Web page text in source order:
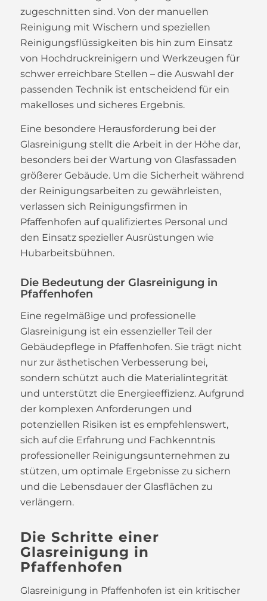
zugeschnitten sind. Von der manuellen
Reinigung mit Wischern und speziellen
Reinigungsflüssigkeiten bis hin zum Einsatz
von Hochdruckreinigern und Werkzeugen für
schwer erreichbare Stellen – die Auswahl der
passenden Technik ist entscheidend für ein
makelloses und sicheres Ergebnis.
Eine besondere Herausforderung bei der
Glasreinigung stellt die Arbeit in der Höhe dar,
besonders bei der Wartung von Glasfassaden
größerer Gebäude. Um die Sicherheit während
der Reinigungsarbeiten zu gewährleisten,
verlassen sich Reinigungsfirmen in
Pfaffenhofen auf qualifiziertes Personal und
den Einsatz spezieller Ausrüstungen wie
Hubarbeitsbühnen.
Die Bedeutung der Glasreinigung in
Pfaffenhofen
Eine regelmäßige und professionelle
Glasreinigung ist ein essenzieller Teil der
Gebäudepflege in Pfaffenhofen. Sie trägt nicht
nur zur ästhetischen Verbesserung bei,
sondern schützt auch die Materialintegrität
und unterstützt die Energieeffizienz. Aufgrund
der komplexen Anforderungen und
potenziellen Risiken ist es empfehlenswert,
sich auf die Erfahrung und Fachkenntnis
professioneller Reinigungsunternehmen zu
stützen, um optimale Ergebnisse zu sichern
und die Lebensdauer der Glasflächen zu
verlängern.
Die Schritte einer
Glasreinigung in
Pfaffenhofen
Glasreinigung in Pfaffenhofen ist ein kritischer